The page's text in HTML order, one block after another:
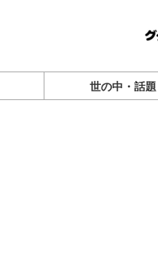
世の中・話題